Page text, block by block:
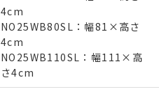
4cm
NO25WB80SL：幅81×高さ
4cm
NO25WB110SL：幅111×高
さ4cm